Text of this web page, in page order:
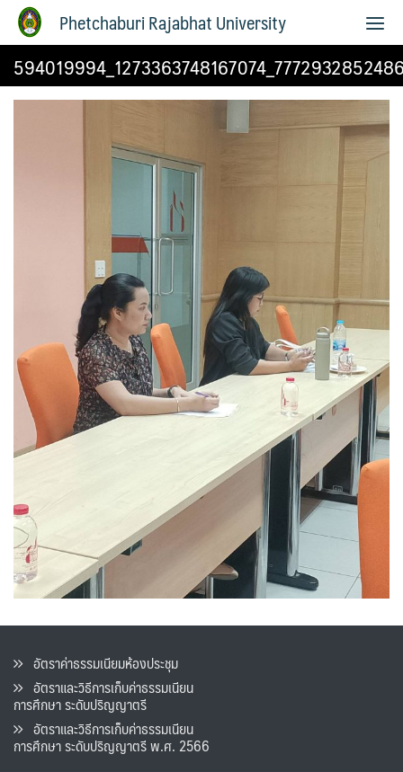
Phetchaburi Rajabhat University
อัตราค่าธรรมเนียมห้องประชุม
อัตราและวิธีการเก็บค่าธรรมเนียน
การศึกษา ระดับปริญญาตรี
อัตราและวิธีการเก็บค่าธรรมเนียน
การศึกษา ระดับปริญญาตรี พ.ศ. 2566